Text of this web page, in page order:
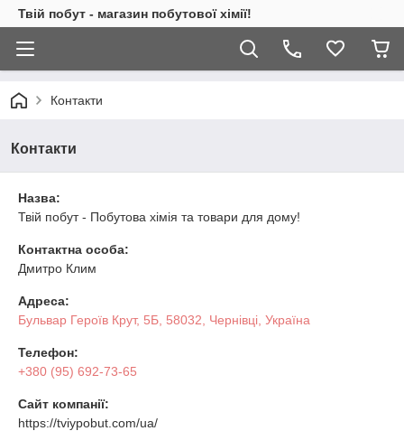
Твій побут - магазин побутової хімії!
Контакти
Контакти
Назва:
Твій побут - Побутова хімія та товари для дому!
Контактна особа:
Дмитро Клим
Адреса:
Бульвар Героїв Крут, 5Б, 58032, Чернівці, Україна
Телефон:
+380 (95) 692-73-65
Сайт компанії:
https://tviypobut.com/ua/